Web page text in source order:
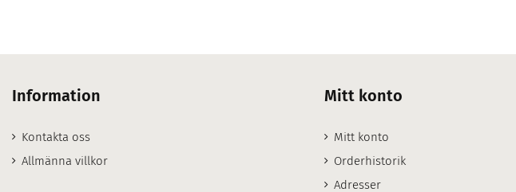
Information
Kontakta oss
Allmänna villkor
Mitt konto
Mitt konto
Orderhistorik
Adresser